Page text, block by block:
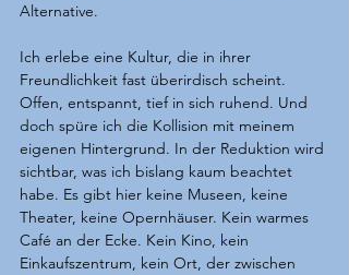
Alternative.
Ich erlebe eine Kultur, die in ihrer
Freundlichkeit fast überirdisch scheint.
Offen, entspannt, tief in sich ruhend. Und
doch spüre ich die Kollision mit meinem
eigenen Hintergrund. In der Reduktion wird
sichtbar, was ich bislang kaum beachtet
habe. Es gibt hier keine Museen, keine
Theater, keine Opernhäuser. Kein warmes
Café an der Ecke. Kein Kino, kein
Einkaufszentrum, kein Ort, der zwischen